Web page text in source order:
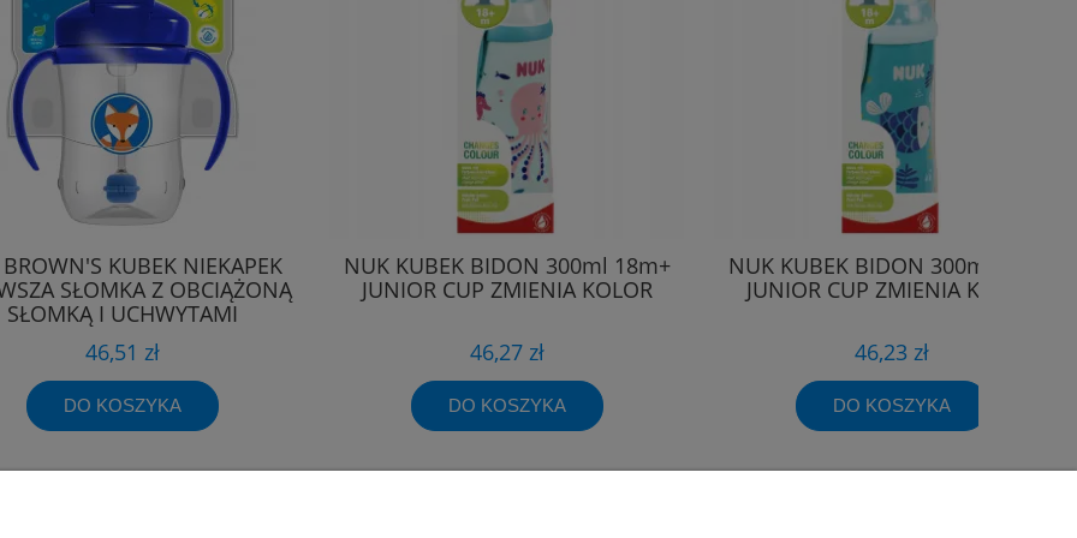
KUBEK NIEKAPEK
SŁOMKA Z OBCIĄŻONĄ
SŁOMKĄ I UCHWYTAMI
46,51 zł
DO KOSZYKA
NUK KUBEK BIDON 300ml 18m+
JUNIOR CUP ZMIENIA KOLOR
46,27 zł
DO KOSZYKA
NUK KUBEK BIDON 300ml 18m+
JUNIOR CUP ZMIENIA KOLOR
46,23 zł
DO KOSZYKA